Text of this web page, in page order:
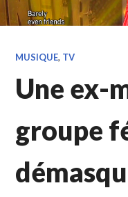
MUSIQUE, TV
Une ex-
groupe